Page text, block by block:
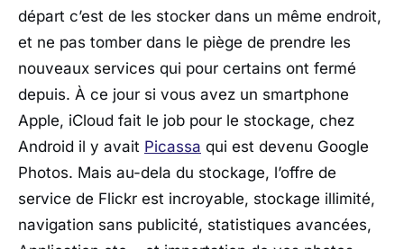
départ c’est de les stocker dans un même endroit,
et ne pas tomber dans le piège de prendre les
nouveaux services qui pour certains ont fermé
depuis. À ce jour si vous avez un smartphone
Apple, iCloud fait le job pour le stockage, chez
Android il y avait Picassa qui est devenu Google
Photos. Mais au-dela du stockage, l’offre de
service de Flickr est incroyable, stockage illimité,
navigation sans publicité, statistiques avancées,